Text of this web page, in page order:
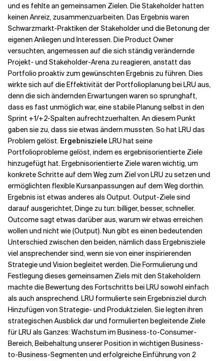
und es fehlte an gemeinsamen Zielen. Die Stakeholder hatten
keinen Anreiz, zusammenzuarbeiten. Das Ergebnis waren
Schwarzmarkt-Praktiken der Stakeholder und die Betonung der
eigenen Anliegen und Interessen. Die Product Owner
versuchten, angemessen auf die sich ständig verändernde
Projekt- und Stakeholder-Arena zu reagieren, anstatt das
Portfolio proaktiv zum gewünschten Ergebnis zu führen. Dies
wirkte sich auf die Effektivität der Portfolioplanung bei LRU aus,
denn die sich ändernden Erwartungen waren so sprunghaft,
dass es fast unmöglich war, eine stabile Planung selbst in den
Sprint +1/+2-Spalten aufrechtzuerhalten. An diesem Punkt
gaben sie zu, dass sie etwas ändern mussten. So hat LRU das
Problem gelöst. Ergebnisziele LRU hat seine
Portfolioprobleme gelöst, indem es ergebnisorientierte Ziele
hinzugefügt hat. Ergebnisorientierte Ziele waren wichtig, um
konkrete Schritte auf dem Weg zum Ziel von LRU zu setzen und
ermöglichten flexible Kursanpassungen auf dem Weg dorthin.
Ergebnis ist etwas anderes als Output. Output-Ziele sind
darauf ausgerichtet, Dinge zu tun: billiger, besser, schneller.
Outcome sagt etwas darüber aus, warum wir etwas erreichen
wollen und nicht wie (Output). Nun gibt es einen bedeutenden
Unterschied zwischen den beiden, nämlich dass Ergebnisziele
viel ansprechender sind, wenn sie von einer inspirierenden
Strategie und Vision begleitet werden. Die Formulierung und
Festlegung dieses gemeinsamen Ziels mit den Stakeholdern
machte die Bewertung des Fortschritts bei LRU sowohl einfach
als auch ansprechend. LRU formulierte sein Ergebnisziel durch
Hinzufügen von Strategie- und Produktzielen. Sie legten ihren
strategischen Ausblick dar und formulierten begleitende Ziele
für LRU als Ganzes: Wachstum im Business-to-Consumer-
Bereich, Beibehaltung unserer Position in wichtigen Business-
to-Business-Segmenten und erfolgreiche Einführung von 2